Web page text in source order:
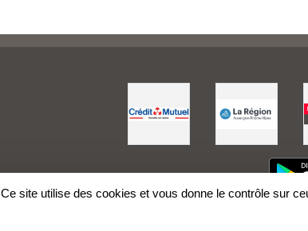
Ce site utilise des cookies et vous donne le contrôle sur